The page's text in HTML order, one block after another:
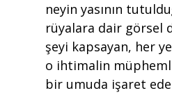
neyin yasının
rüyalara dair görsel
şeyi kapsayan, her
o ihtimalin
bir umuda işaret